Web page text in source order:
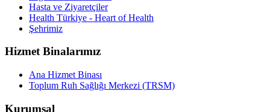
Hasta ve Ziyaretçiler
Health Türkiye - Heart of Health
Şehrimiz
Hizmet Binalarımız
Ana Hizmet Binası
Toplum Ruh Sağlığı Merkezi (TRSM)
Kurumsal